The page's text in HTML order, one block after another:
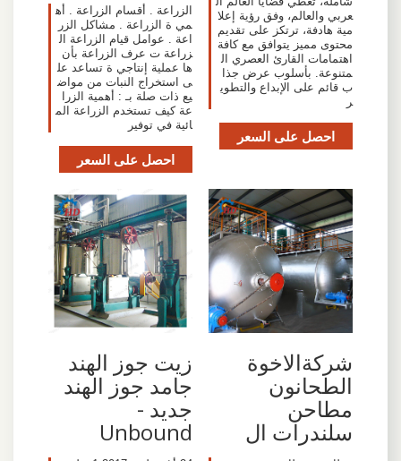
عربي والعالم، وفق رؤية إعلا
مية هادفة، ترتكز على تقديم
محتوى مميز يتوافق مع كافة
اهتمامات القارئ العصري ال
متنوعة. بأسلوب عرض جذا
ب قائم على الإبداع والتطوي
ر
احصل على السعر
الزراعة . أقسام الزراعة . أه
مي ة الزراعة . مشاكل الزر
اعة . عوامل قيام الزراعة ال
زراعة ت عرف الزراعة بأن
ها عملية إنتاجي ة تساعد عل
ى استخراج النبات من مواض
يع ذات صلة بـ : أهمية الزرا
عة كيف تستخدم الزراعة الم
ائية في توفير
احصل على السعر
شركةالاخوة
الطحانون
مطاحن
سلندرات ال
زيت جوز الهند
جامد جوز الهند
جديد -
Unbound